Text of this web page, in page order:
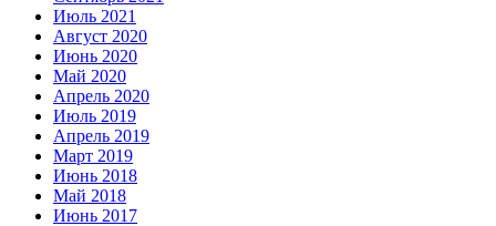
Июль 2021
Август 2020
Июнь 2020
Май 2020
Апрель 2020
Июль 2019
Апрель 2019
Март 2019
Июнь 2018
Май 2018
Июнь 2017